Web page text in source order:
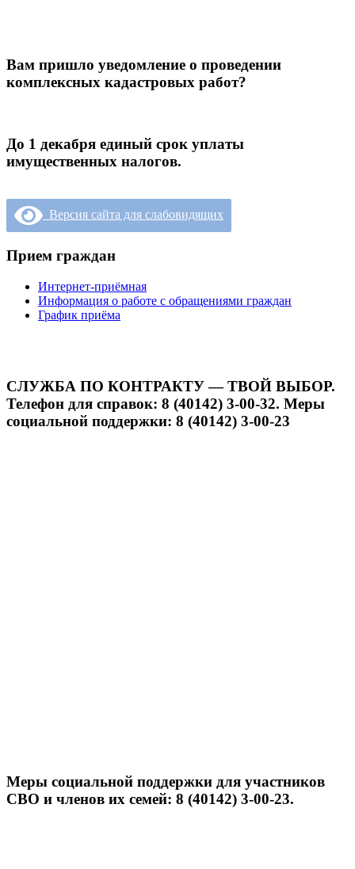
Вам пришло уведомление о проведении
комплексных кадастровых работ?
До 1 декабря единый срок уплаты
имущественных налогов.
Версия сайта для слабовидящих
Прием граждан
Интернет-приёмная
Информация о работе с обращениями граждан
График приёма
СЛУЖБА ПО КОНТРАКТУ — ТВОЙ ВЫБОР.
Телефон для справок: 8 (40142) 3-00-32. Меры
социальной поддержки: 8 (40142) 3-00-23
Меры социальной поддержки для участников
СВО и членов их семей: 8 (40142) 3-00-23.